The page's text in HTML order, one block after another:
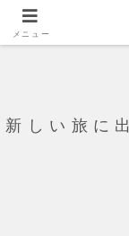
新しい旅に
メニュー